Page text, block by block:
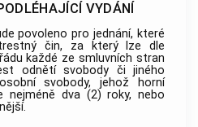
VYDÁNÍ
povoleno pro jednání, které
čin, za který lze dle
každé ze smluvních stran
odnětí svobody či jiného
svobody, jehož horní
nejméně dva (2) roky, nebo